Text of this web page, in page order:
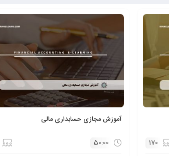
170
آموزش مجازی حسابداری مالی
50:00